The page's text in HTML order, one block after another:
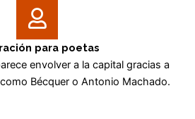
para poetas
envolver a la capital gracias a
Bécquer o Antonio Machado.